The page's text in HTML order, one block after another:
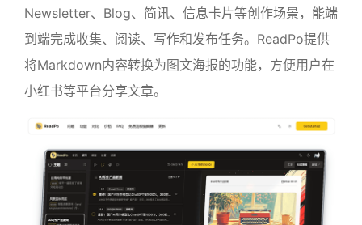
Newsletter、Blog、简讯、信息卡片等创作场景，能端
到端完成收集、阅读、写作和发布任务。ReadPo提供
将Markdown内容转换为图文海报的功能，方便用户在
小红书等平台分享文章。